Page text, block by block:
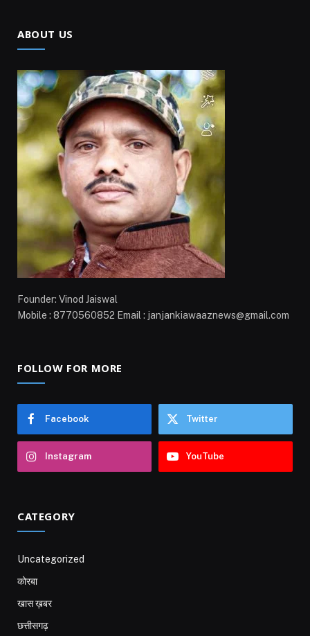
ABOUT US
Founder: Vinod Jaiswal
Mobile : 8770560852 Email : janjankiawaaznews@gmail.com
FOLLOW FOR MORE
Facebook Twitter
Instagram YouTube
CATEGORY
Uncategorized
कोरबा
खास ख़बर
छत्तीसगढ़